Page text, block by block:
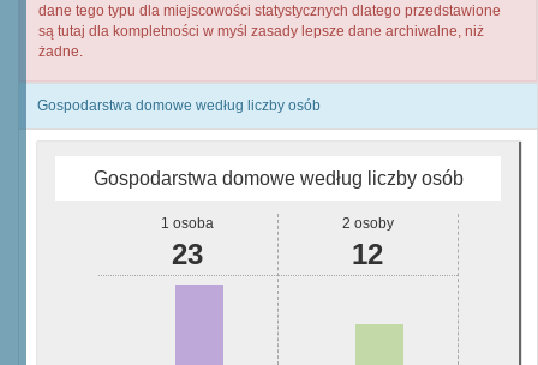
dane tego typu dla miejscowości statystycznych dlatego przedstawione
są tutaj dla kompletności w myśl zasady lepsze dane archiwalne, niż
żadne.
Gospodarstwa domowe według liczby osób
Gospodarstwa domowe według liczby osób
1 osoba
23
2 osoby
12